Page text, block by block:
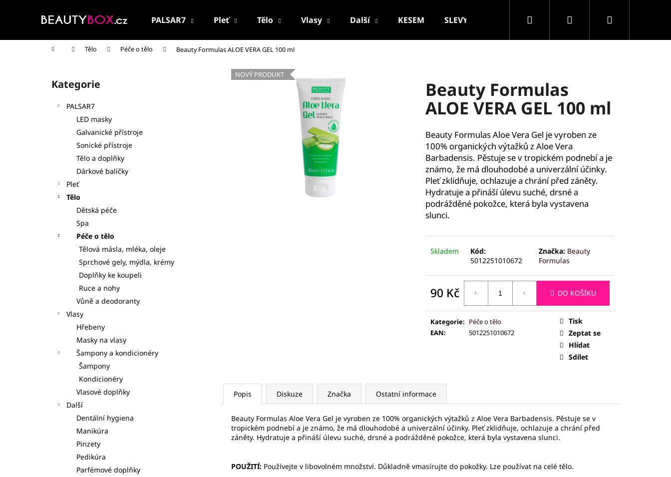
PALSAR7 Pleť Tělo Vlasy Další KESEM SLEVY VELKOOBCHOD
Hledat PřihlášeníNákupní
Domů Tělo Péče o tělo Beauty Formulas ALOE VERA GEL 100 ml
Přeskočit
kategorie
Kategorie
PALSAR7
LED masky
Galvanické přístroje
Sonické přístroje
Tělo a doplňky
Dárkové balíčky
Pleť
Tělo
Dětská péče
Spa
Péče o tělo
Tělová másla, mléka, oleje
Sprchové gely, mýdla, krémy
Doplňky ke koupeli
Ruce a nohy
Vůně a deodoranty
Vlasy
Hřebeny
Masky na vlasy
Šampony a kondicionéry
Šampony
Kondicionéry
Vlasové doplňky
Další
Dentální hygiena
Manikúra
Pinzety
Pedikúra
Parfémové doplňky
Beauty Formulas
ALOE VERA GEL 100 ml
Beauty Formulas Aloe Vera Gel je vyroben ze
100% organických výtažků z Aloe Vera
Barbadensis. Pěstuje se v tropickém podnebí a je
známo, že má dlouhodobé a univerzální účinky.
Pleť zklidňuje, ochlazuje a chrání před záněty.
Hydratuje a přináší úlevu suché, drsné a
podrážděné pokožce, která byla vystavena
slunci.
Skladem
Kód:
5012251010672
Značka: Beauty
Formulas
90 Kč
cena:
DO KOŠÍKU
Kategorie: Péče o tělo
EAN: 5012251010672
Tisk
Zeptat se
Hlídat
Sdílet
NOVÝ PRODUKT
Popis Diskuze Značka Ostatní informace
Beauty Formulas Aloe Vera Gel je vyroben ze 100% organických výtažků z Aloe Vera Barbadensis. Pěstuje se v
tropickém podnebí a je známo, že má dlouhodobé a univerzální účinky. Pleť zklidňuje, ochlazuje a chrání před
záněty. Hydratuje a přináší úlevu suché, drsné a podrážděné pokožce, která byla vystavena slunci.
POUŽITÍ: Používejte v libovolném množství. Důkladně vmasírujte do pokožky. Lze používat na celé tělo.
í
Zpět
do
Zpět
do
Co potřebujete najít?
Doporučujeme
PALSAR7 CESTOVNÍ KOSMETICKÁ SADA
S DÁVKOVAČI 7KS
125 Kč
PALSAR7 FACE-ROLLER MASÁŽNÍ